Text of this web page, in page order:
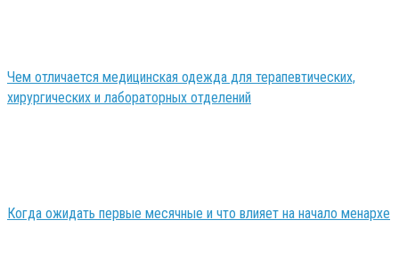
Чем отличается медицинская одежда для терапевтических,
хирургических и лабораторных отделений
Когда ожидать первые месячные и что влияет на начало менархе